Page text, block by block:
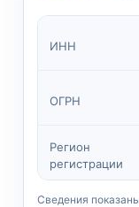
ИНН
ОГРН
Регион
регистрации
Сведения